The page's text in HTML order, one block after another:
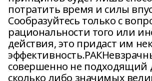
потратить время и силы
Сообразуйтесь только с
рациональности того или
действия, это придаст им
совершенно не подходящий
сколько либо значимых